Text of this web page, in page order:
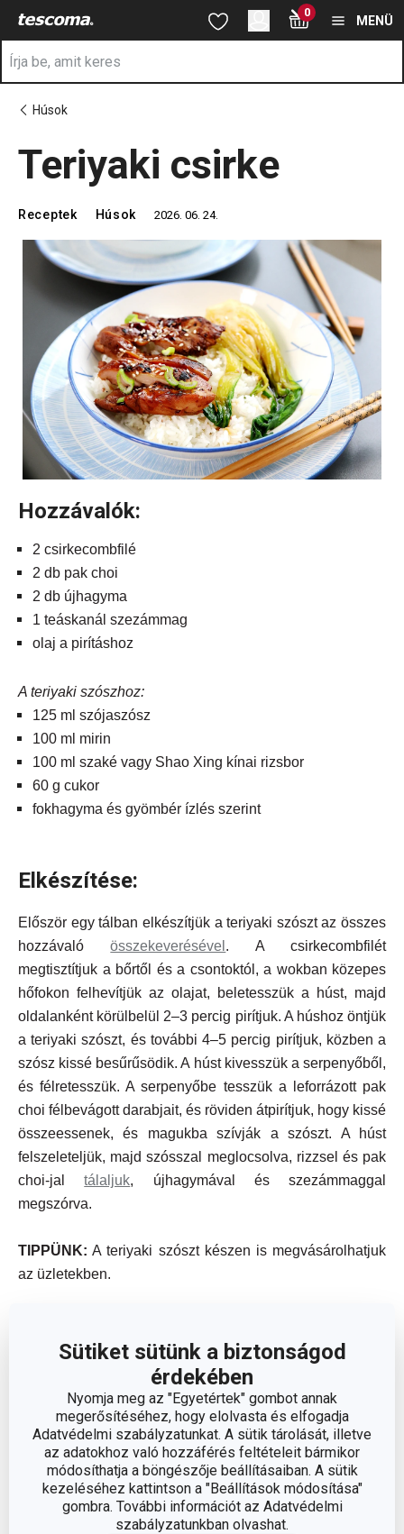
Sütiket sütünk a biztonságod
érdekében
Nyomja meg az "Egyetértek" gombot annak
megerősítéséhez, hogy elolvasta és elfogadja
Adatvédelmi szabályzatunkat. A sütik tárolását, illetve
az adatokhoz való hozzáférés feltételeit bármikor
módosíthatja a böngészője beállításaiban. A sütik
kezeléséhez kattintson a "Beállítások módosítása"
gombra. További információt az Adatvédelmi
szabályzatunkban olvashat.
Ugrás a fő tartalomhoz
Ugrás a kereséshez
Ugrás a navigációhoz 0
MENÜ
Húsok
Teriyaki csirke
Receptek Húsok 2026. 06. 24.
Hozzávalók:
2 csirkecombfilé
2 db pak choi
2 db újhagyma
1 teáskanál szezámmag
olaj a pirításhoz
A teriyaki szószhoz:
125 ml szójaszósz
100 ml mirin
100 ml szaké vagy Shao Xing kínai rizsbor
60 g cukor
fokhagyma és gyömbér ízlés szerint
Elkészítése:
Először egy tálban elkészítjük a teriyaki szószt az összes
hozzávalóösszekeverésével . A csirkecombfilét
megtisztítjuk a bőrtől és a csontoktól, a wokban közepes
hőfokon felhevítjük az olajat, beletesszük a húst, majd
oldalanként körülbelül 2–3 percig pirítjuk. A húshoz öntjük
a teriyaki szószt, és további 4–5 percig pirítjuk, közben a
szósz kissé besűrűsödik. A húst kivesszük a serpenyőből,
és félretesszük. A serpenyőbe tesszük a leforrázott pak
choi félbevágott darabjait, és röviden átpirítjuk, hogy kissé
összeessenek, és magukba szívják a szószt. A húst
felszeleteljük, majd szósszal meglocsolva, rizzsel és pak
choi-jaltálaljuk, újhagymával és szezámmaggal
megszórva.
TIPPÜNK: A teriyaki szószt készen is megvásárolhatjuk
az üzletekben.
segítenek: